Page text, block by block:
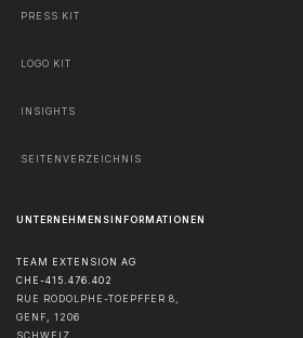
PRESS KIT
LOGO KIT
INSIGHTS
SEITENVERZEICHNIS
UNTERNEHMENSINFORMATIONEN
TEAM EXTENSION AG
CHE-415.476.402
RUE RODOLPHE-TOEPFFER 8,
GENF, 1206